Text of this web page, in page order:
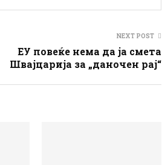
NEXT POST
ЕУ повеќе нема да ја смета
Швајцарија за „даночен рај“